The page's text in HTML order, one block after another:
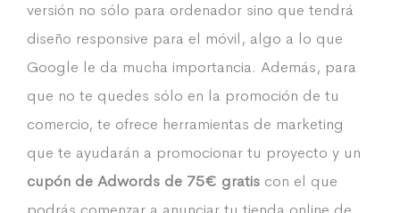
versión no sólo para ordenador sino que tendrá
diseño responsive para el móvil, algo a lo que
Google le da mucha importancia. Además, para
que no te quedes sólo en la promoción de tu
comercio, te ofrece herramientas de marketing
que te ayudarán a promocionar tu proyecto y un
cupón de Adwords de 75€ gratis con el que